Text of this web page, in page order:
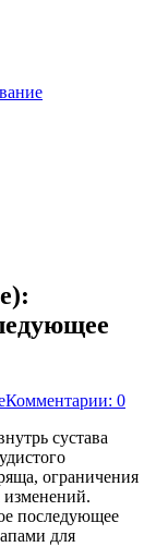
Комментарии: 0
сустава
ограничения
последующее
для